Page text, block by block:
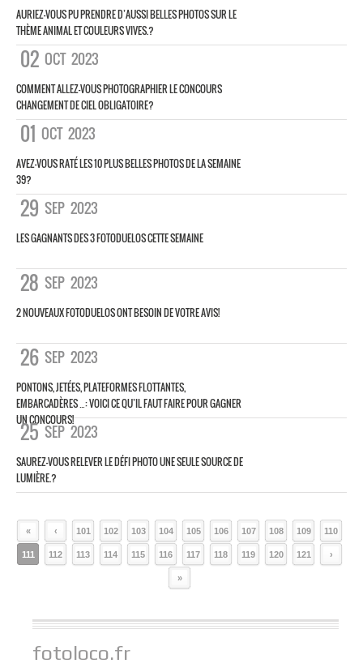
AURIEZ-VOUS PU PRENDRE D’AUSSI BELLES PHOTOS SUR LE
THÈME ANIMAL ET COULEURS VIVES.?
02 OCT 2023
COMMENT ALLEZ-VOUS PHOTOGRAPHIER LE CONCOURS
CHANGEMENT DE CIEL OBLIGATOIRE?
01 OCT 2023
AVEZ-VOUS RATÉ LES 10 PLUS BELLES PHOTOS DE LA SEMAINE
39?
29 SEP 2023
LES GAGNANTS DES 3 FOTODUELOS CETTE SEMAINE
28 SEP 2023
2 NOUVEAUX FOTODUELOS ONT BESOIN DE VOTRE AVIS!
26 SEP 2023
PONTONS, JETÉES, PLATEFORMES FLOTTANTES,
EMBARCADÈRES …: VOICI CE QU’IL FAUT FAIRE POUR GAGNER
UN CONCOURS!
25 SEP 2023
SAUREZ-VOUS RELEVER LE DÉFI PHOTO UNE SEULE SOURCE DE
LUMIÈRE.?
« ‹ 101 102 103 104 105 106 107 108 109 110
111 112 113 114 115 116 117 118 119 120 121 ›
»
fotoloco.fr